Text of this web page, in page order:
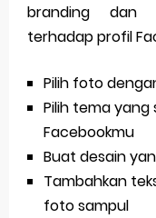
branding dan
terhadap profil
Pilih foto
Pilih tema
Facebookmu
Buat desain
Tambahkan
foto sampul